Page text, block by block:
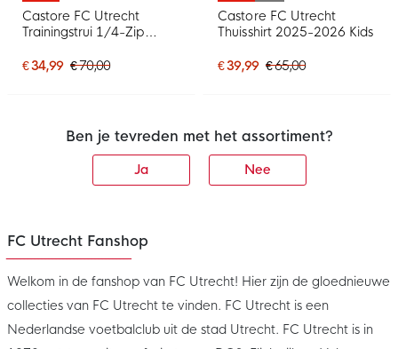
Castore FC Utrecht
Trainingstrui 1/4-Zip
€ 34,99 € 70,00
Castore FC Utrecht
Thuisshirt 2025-2026 Kids
€ 39,99 € 65,00
Ben je tevreden met het assortiment?
Ja Nee
FC Utrecht Fanshop
Welkom in de fanshop van FC Utrecht! Hier zijn de gloednieuwe
collecties van FC Utrecht te vinden. FC Utrecht is een
Nederlandse voetbalclub uit de stad Utrecht. FC Utrecht is in